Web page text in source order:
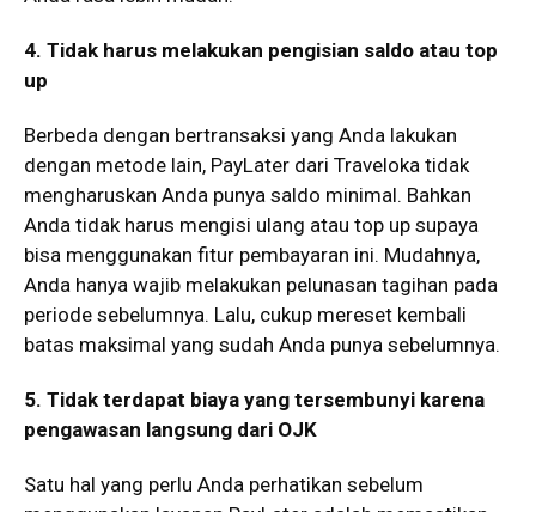
4. Tidak harus melakukan pengisian saldo atau top
up
Berbeda dengan bertransaksi yang Anda lakukan
dengan metode lain, PayLater dari Traveloka tidak
mengharuskan Anda punya saldo minimal. Bahkan
Anda tidak harus mengisi ulang atau top up supaya
bisa menggunakan fitur pembayaran ini. Mudahnya,
Anda hanya wajib melakukan pelunasan tagihan pada
periode sebelumnya. Lalu, cukup mereset kembali
batas maksimal yang sudah Anda punya sebelumnya.
5. Tidak terdapat biaya yang tersembunyi karena
pengawasan langsung dari OJK
Satu hal yang perlu Anda perhatikan sebelum